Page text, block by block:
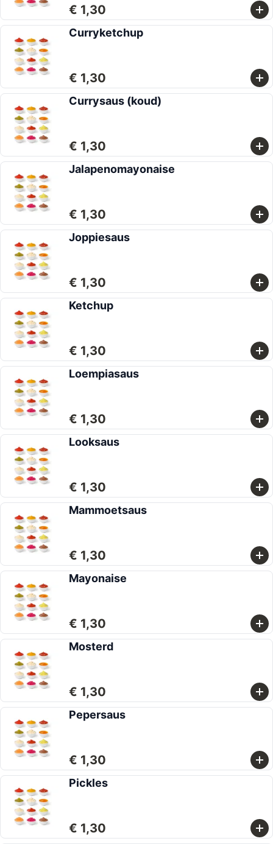
€ 1,30
Curryketchup
€ 1,30
Currysaus (koud)
€ 1,30
Jalapenomayonaise
€ 1,30
Joppiesaus
€ 1,30
Ketchup
€ 1,30
Loempiasaus
€ 1,30
Looksaus
€ 1,30
Mammoetsaus
€ 1,30
Mayonaise
€ 1,30
Mosterd
€ 1,30
Pepersaus
€ 1,30
Pickles
€ 1,30